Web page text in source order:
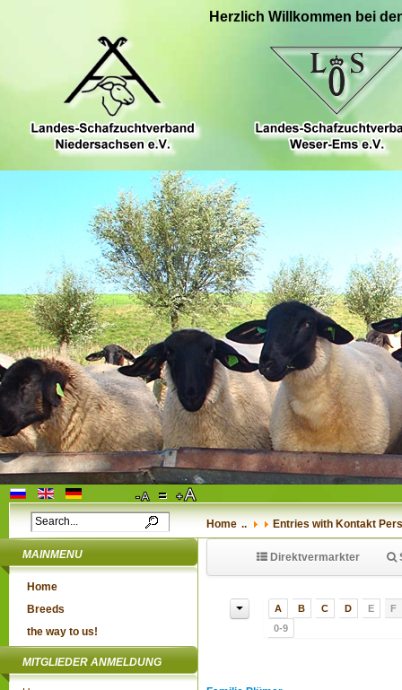
Herzlich Willkommen bei
Home .. Entries with Kontakt
MAINMENU
Home
Breeds
the way to us!
MITGLIEDER ANMELDUNG
Direktvermarkter
A B C D E
F
0-9